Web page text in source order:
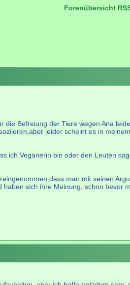
Forenübersicht
Befreiung der Tiere wegen Ana
leider scheint es in
ich Veganerin bin oder den Leuten
man mit seinen
sich ihre Meinung, schon bevor